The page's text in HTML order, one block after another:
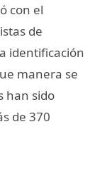
con el
de
identificación
manera se
han sido
de 370